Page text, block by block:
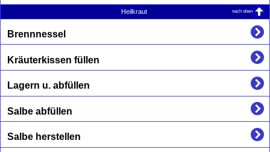
Heilkraut nach oben
Brennnessel
Kräuterkissen füllen
Lagern u. abfüllen
Salbe abfüllen
Salbe herstellen